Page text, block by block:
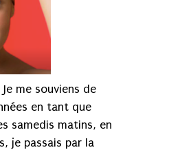
me souviens de
en tant que
samedis matins, en
je passais par la